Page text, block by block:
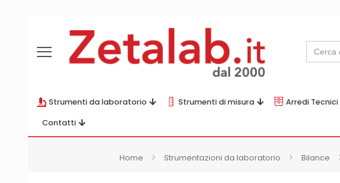
Search
for:
Strumenti da laboratorio Strumenti di misura Arredi Tecnici
Contatti
Home Strumentazioni da laboratorio Bilance